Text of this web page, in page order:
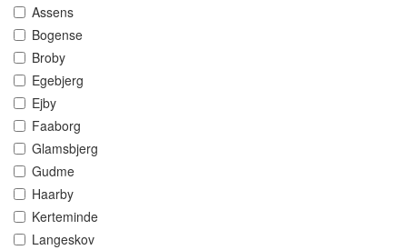
Assens
Bogense
Broby
Egebjerg
Ejby
Faaborg
Glamsbjerg
Gudme
Haarby
Kerteminde
Langeskov